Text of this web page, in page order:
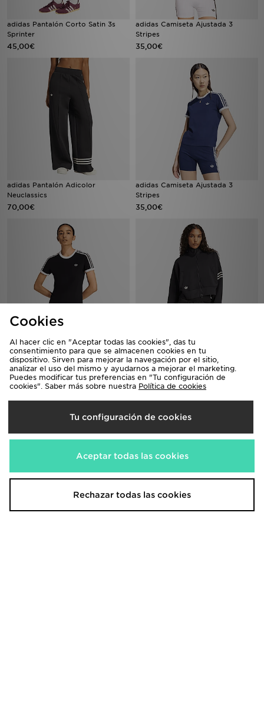
adidas Pantalón Corto Satin 3s
Sprinter
45,00€
adidas Camiseta Ajustada 3
Stripes
35,00€
adidas Pantalón Adicolor
Neuclassics
70,00€
adidas Camiseta Ajustada 3
Stripes
35,00€
adidas Camiseta Ajustada 3
Stripes
35,00€
adidas Chaqueta Neuclassics
80,00€
Cookies
Al hacer clic en "Aceptar todas las cookies", das tu
consentimiento para que se almacenen cookies en tu
dispositivo. Sirven para mejorar la navegación por el sitio,
analizar el uso del mismo y ayudarnos a mejorar el marketing.
Puedes modificar tus preferencias en "Tu configuración de
cookies". Saber más sobre nuestra Política de cookies
Tu configuración de cookies
Aceptar todas las cookies
Rechazar todas las cookies